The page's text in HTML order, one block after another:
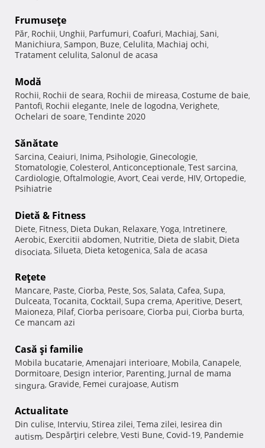
Frumuseţe
Păr, Rochii, Unghii, Parfumuri, Coafuri, Machiaj, Sani,
Manichiura, Sampon, Buze, Celulita, Machiaj ochi,
Tratament celulita, Salonul de acasa
Modă
Rochii, Rochii de seara, Rochii de mireasa, Costume de baie,
Pantofi, Rochii elegante, Inele de logodna, Verighete,
Ochelari de soare, Tendinte 2020
Sănătate
Sarcina, Ceaiuri, Inima, Psihologie, Ginecologie,
Stomatologie, Colesterol, Anticonceptionale, Test sarcina,
Cardiologie, Oftalmologie, Avort, Ceai verde, HIV, Ortopedie,
Psihiatrie
Dietă & Fitness
Diete, Fitness, Dieta Dukan, Relaxare, Yoga, Intretinere,
Aerobic, Exercitii abdomen, Nutritie, Dieta de slabit, Dieta
disociata, Silueta, Dieta ketogenica, Sala de acasa
Reţete
Mancare, Paste, Ciorba, Peste, Sos, Salata, Cafea, Supa,
Dulceata, Tocanita, Cocktail, Supa crema, Aperitive, Desert,
Maioneza, Pilaf, Ciorba perisoare, Ciorba pui, Ciorba burta,
Ce mancam azi
Casă şi familie
Mobila bucatarie, Amenajari interioare, Mobila, Canapele,
Dormitoare, Design interior, Parenting, Jurnal de mama
singura, Gravide, Femei curajoase, Autism
Actualitate
Din culise, Interviu, Stirea zilei, Tema zilei, Iesirea din
autism, Despărţiri celebre, Vesti Bune, Covid-19, Pandemie